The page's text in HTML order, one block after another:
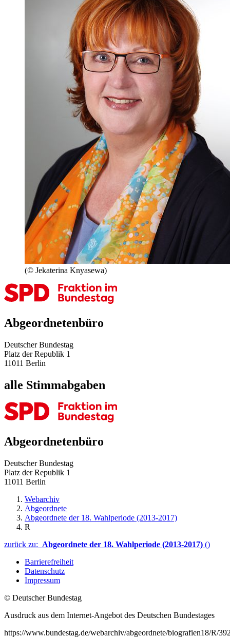
(© Jekaterina Knyasewa)
Abgeordnetenbüro
Deutscher Bundestag
Platz der Republik 1
11011 Berlin
alle Stimmabgaben
Abgeordnetenbüro
Deutscher Bundestag
Platz der Republik 1
11011 Berlin
Webarchiv
Abgeordnete
Abgeordnete der 18. Wahlperiode (2013-2017)
R
zurück zu: Abgeordnete der 18. Wahlperiode (2013-2017) ()
Barrierefreiheit
Datenschutz
Impressum
© Deutscher Bundestag
Ausdruck aus dem Internet-Angebot des Deutschen Bundestages
https://www.bundestag.de/webarchiv/abgeordnete/biografien18/R/